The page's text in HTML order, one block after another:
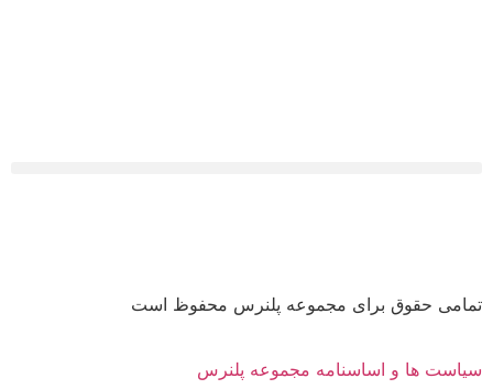
تمامی حقوق برای مجموعه پلنرس محفوظ است
سیاست ها و اساسنامه مجموعه پلنرس